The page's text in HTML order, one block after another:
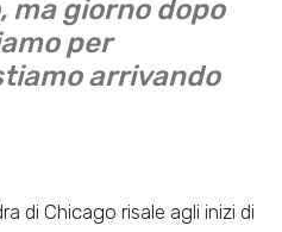
ma giorno dopo
per
arrivando
di Chicago risale agli inizi di